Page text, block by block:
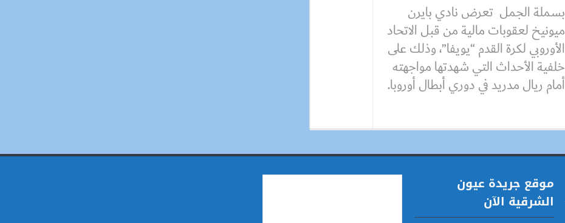
بسملة الجمل تعرض نادي بايرن
ميونيخ لعقوبات مالية من قبل الاتحاد
الأوروبي لكرة القدم “يويفا”، وذلك على
خلفية الأحداث التي شهدتها مواجهته
أمام ريال مدريد في دوري أبطال أوروبا.
موقع جريدة عيون
الشرقية الآن